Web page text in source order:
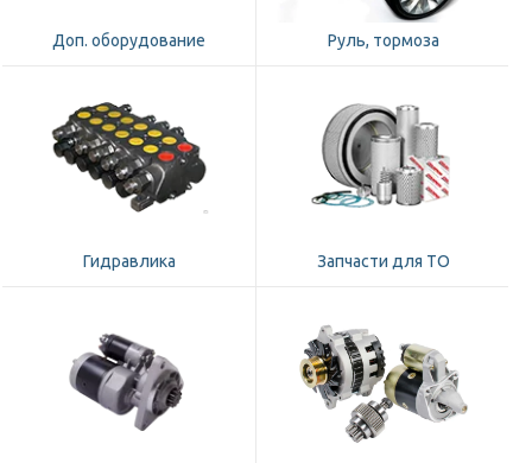
Доп. оборудование Руль, тормоза
Гидравлика Запчасти для ТО